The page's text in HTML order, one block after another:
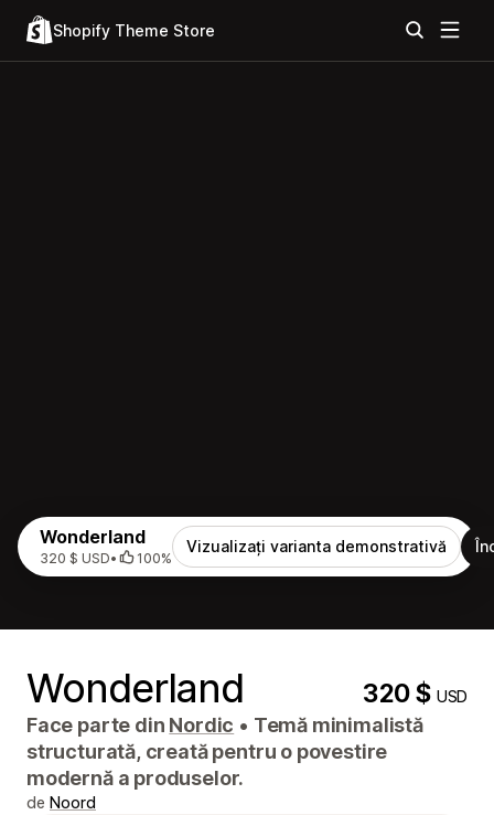
Shopify Theme Store
Wonderland
320 $ USD• 100%
Vizualizați varianta demonstrativă
Wonderland 320 $USD
Face parte din Nordic • Temă minimalistă
structurată, creată pentru o povestire
modernă a produselor.
de Noord